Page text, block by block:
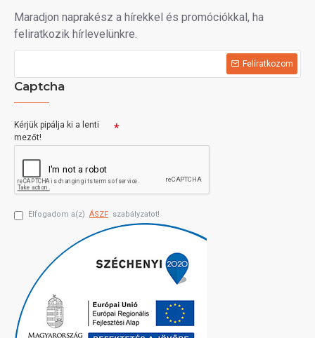
Maradjon naprakész a hírekkel és promóciókkal, ha
feliratkozik hírlevelünkre.
Felíratkozom
Captcha
Kérjük pipálja ki a lenti
mezőt!
Elfogadom a(z) ÁSZF szabályzatot!